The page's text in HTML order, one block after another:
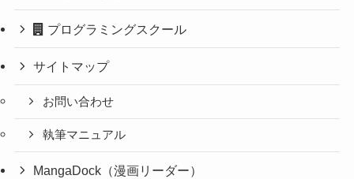
プログラミングスクール
サイトマップ
お問い合わせ
執筆マニュアル
MangaDock（漫画リーダー）